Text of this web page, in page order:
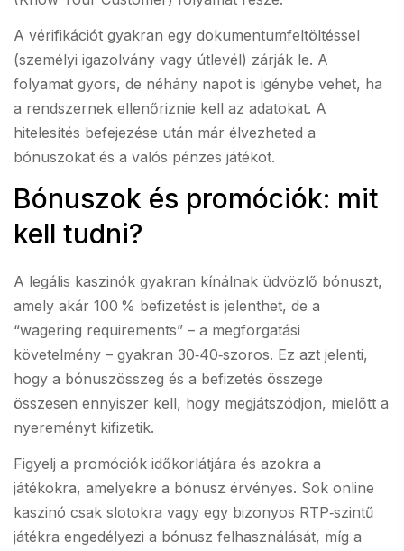
A vérifikációt gyakran egy dokumentumfeltöltéssel
(személyi igazolvány vagy útlevél) zárják le. A
folyamat gyors, de néhány napot is igénybe vehet, ha
a rendszernek ellenőriznie kell az adatokat. A
hitelesítés befejezése után már élvezheted a
bónuszokat és a valós pénzes játékot.
Bónuszok és promóciók: mit
kell tudni?
A legális kaszinók gyakran kínálnak üdvözlő bónuszt,
amely akár 100 % befizetést is jelenthet, de a
“wagering requirements” – a megforgatási
követelmény – gyakran 30‑40‑szoros. Ez azt jelenti,
hogy a bónuszösszeg és a befizetés összege
összesen ennyiszer kell, hogy megjátszódjon, mielőtt a
nyereményt kifizetik.
Figyelj a promóciók időkorlátjára és azokra a
játékokra, amelyekre a bónusz érvényes. Sok online
kaszinó csak slotokra vagy egy bizonyos RTP‑szintű
játékra engedélyezi a bónusz felhasználását, míg a